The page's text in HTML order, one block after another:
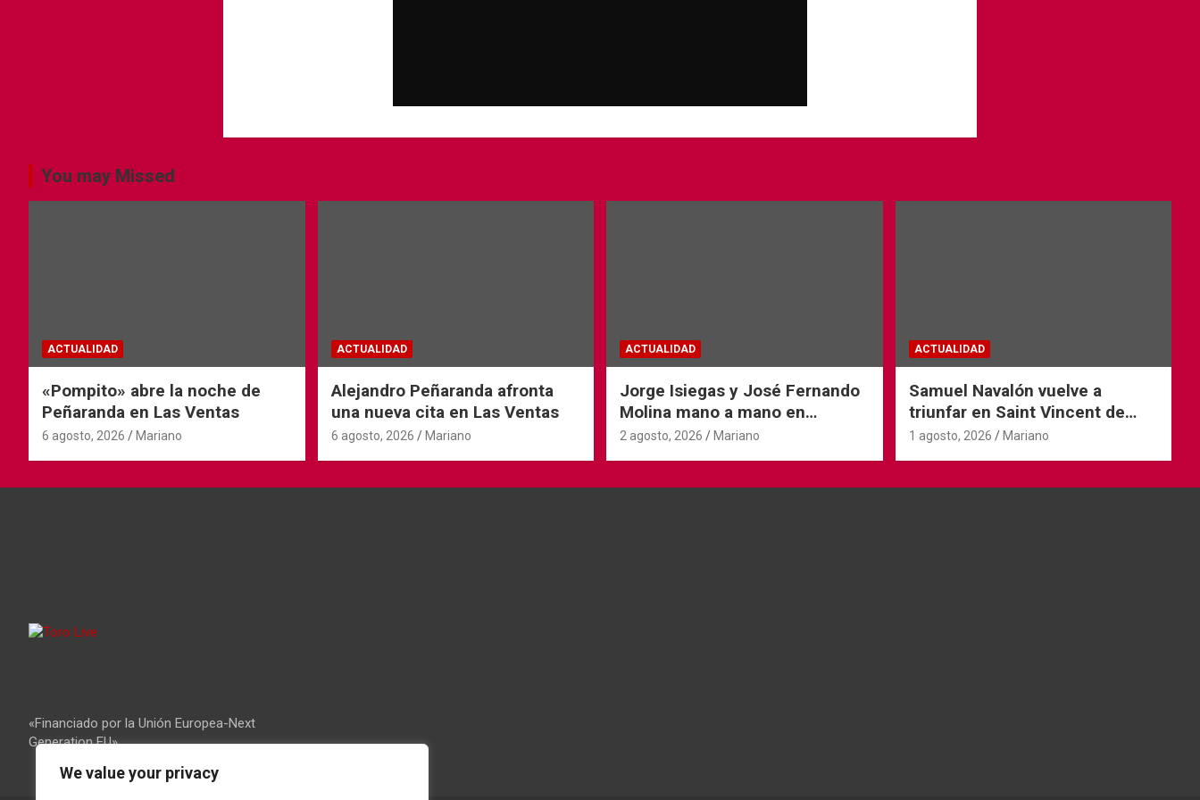
We value your privacy
You may Missed
ACTUALIDAD
«Pompito» abre la noche de
Peñaranda en Las Ventas
6 agosto, 2026 Mariano
ACTUALIDAD
Alejandro Peñaranda afronta
una nueva cita en Las Ventas
6 agosto, 2026 Mariano
ACTUALIDAD
Jorge Isiegas y José Fernando
Molina mano a mano en
Andorra
2 agosto, 2026 Mariano
ACTUALIDAD
Samuel Navalón vuelve a
triunfar en Saint Vincent de
Tyrosse
1 agosto, 2026 Mariano
«Financiado por la Unión Europea-Next
Generation EU»